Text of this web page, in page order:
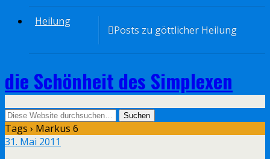
Heilung
Posts zu göttlicher Heilung
die Schönheit des Simplexen
Tags › Markus 6
31. Mai 2011